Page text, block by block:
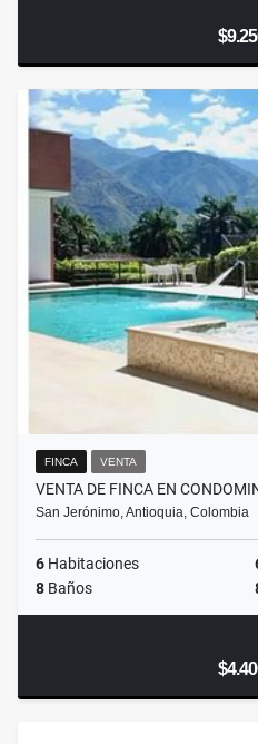
FINCA VENTA
VENTA DE FINCA EN
San Jerónimo, Antioquia, Colombia
6 Habitaciones
8 Baños